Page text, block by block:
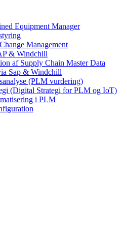
Equipment Manager
Management
& Windchill
af Supply Chain Master Data
Sap & Windchill
(PLM vurdering)
(Digital Strategi for PLM og IoT)
i PLM